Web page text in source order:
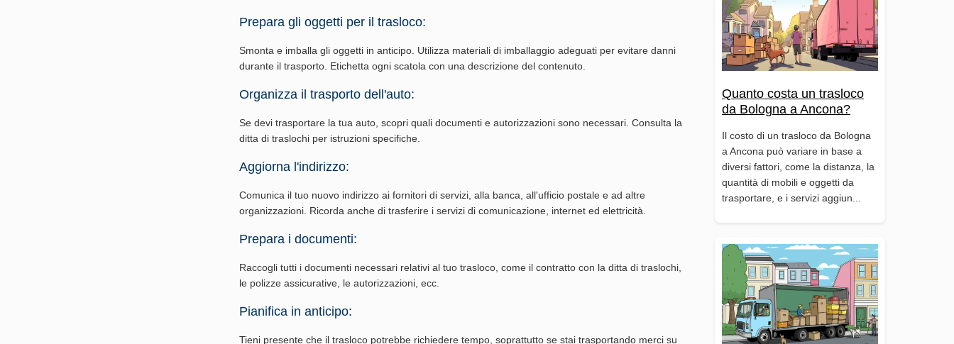
Quanto costa un trasloco
da Bologna a Ancona?
Il costo di un trasloco da Bologna
a Ancona può variare in base a
diversi fattori, come la distanza, la
quantità di mobili e oggetti da
trasportare, e i servizi aggiun...
Prepara gli oggetti per il trasloco:
Smonta e imballa gli oggetti in anticipo. Utilizza materiali di imballaggio adeguati per evitare danni
durante il trasporto. Etichetta ogni scatola con una descrizione del contenuto.
Organizza il trasporto dell'auto:
Se devi trasportare la tua auto, scopri quali documenti e autorizzazioni sono necessari. Consulta la
ditta di traslochi per istruzioni specifiche.
Aggiorna l'indirizzo:
Comunica il tuo nuovo indirizzo ai fornitori di servizi, alla banca, all'ufficio postale e ad altre
organizzazioni. Ricorda anche di trasferire i servizi di comunicazione, internet ed elettricità.
Prepara i documenti:
Raccogli tutti i documenti necessari relativi al tuo trasloco, come il contratto con la ditta di traslochi,
le polizze assicurative, le autorizzazioni, ecc.
Pianifica in anticipo:
Tieni presente che il trasloco potrebbe richiedere tempo, soprattutto se stai trasportando merci su